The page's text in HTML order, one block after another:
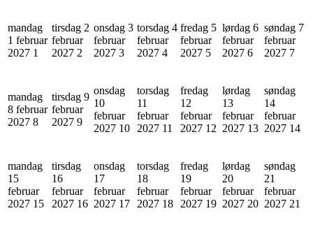
mandag
1 februar
2027 1
tirsdag 2
februar
2027 2
onsdag 3
februar
2027 3
torsdag 4
februar
2027 4
fredag 5
februar
2027 5
lørdag 6
februar
2027 6
søndag 7
februar
2027 7
mandag
8 februar
2027 8
tirsdag 9
februar
2027 9
onsdag
10
februar
2027 10
torsdag
11
februar
2027 11
fredag
12
februar
2027 12
lørdag
13
februar
2027 13
søndag
14
februar
2027 14
mandag
15
februar
2027 15
tirsdag
16
februar
2027 16
onsdag
17
februar
2027 17
torsdag
18
februar
2027 18
fredag
19
februar
2027 19
lørdag
20
februar
2027 20
søndag
21
februar
2027 21